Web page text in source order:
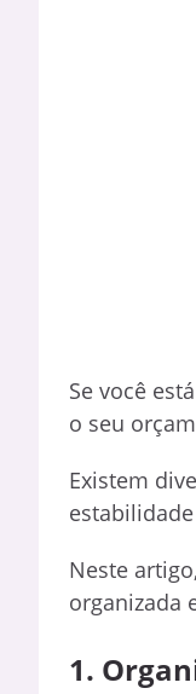
Se você
o seu
Existem
Neste
organizada
1.